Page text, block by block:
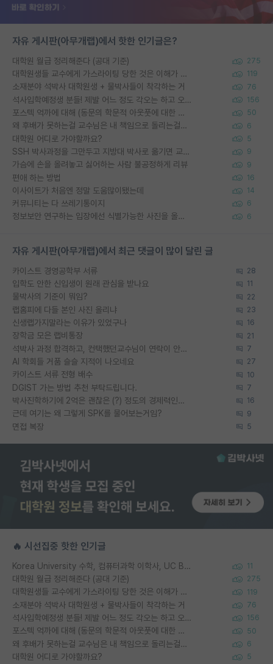
자유 게시판(아무개랩)에서 핫한 인기글은?
대학원 월급 정리해준다 (공대 기준) 275
대학원생들 교수에게 가스라이팅 당한 것은 이해가 갑니다. 안타깝네요. 119
소재분야 석박사 대학원생 + 물박사들이 착각하는 거 76
석사입학예정생 분들! 제발 어느 정도 각오는 하고 오세요. 156
포스텍 억까에 대해 (동문의 학문적 아웃풋에 대한 반박) 50
왜 후배가 못하는걸 교수님은 내 책임으로 돌리는걸까요? 6
대학원 어디로 가야할까요? 5
SSH 박사과정을 그만두고 지방대 박사로 옮기면 교수의 꿈은 끝일까요? 9
가슴에 손을 올려놓고 싫어하는 사람 불공정하게 리뷰 9
편애 하는 방법 16
이사이트가 처음엔 정말 도움많이됐는데 14
커뮤니티는 다 쓰레기통이지 6
정보보안 연구하는 입장에선 식별가능한 사진을 올리는건 비추이긴함 6
자유 게시판(아무개랩)에서 최근 댓글이 많이 달린 글
카이스트 경영공학부 서류 28
입학도 안한 신입생이 원래 관심을 받나요 11
물박사의 기준이 뭐임? 22
랩홈피에 다들 본인 사진 올리냐 23
신생랩가지말라는 이유가 있었구나 16
장학금 모은 랩비통장 21
석박사 과정 합격하고, 컨택했던교수님이 연락이 안됩니다... 7
AI 학회들 거품 슬슬 지적이 나오네요 27
카이스트 서류 전형 배수 10
DGIST 가는 방법 추천 부탁드립니다. 7
박사진학하기에 2억은 괜찮은 (?) 정도의 경제력인가요 16
근데 여기는 왜 그렇게 SPK를 물어보는거임? 9
면접 복장 5
🔥 시선집중 핫한 인기글
Korea University 수학, 컴퓨터과학 이학사, UC Berkeley 산업공학 대학원 공학박사가 되는 것은 쉽지 않겠죠? 11
대학원 월급 정리해준다 (공대 기준) 275
대학원생들 교수에게 가스라이팅 당한 것은 이해가 갑니다. 안타깝네요. 119
소재분야 석박사 대학원생 + 물박사들이 착각하는 거 76
석사입학예정생 분들! 제발 어느 정도 각오는 하고 오세요. 156
포스텍 억까에 대해 (동문의 학문적 아웃풋에 대한 반박) 50
왜 후배가 못하는걸 교수님은 내 책임으로 돌리는걸까요? 6
대학원 어디로 가야할까요? 5